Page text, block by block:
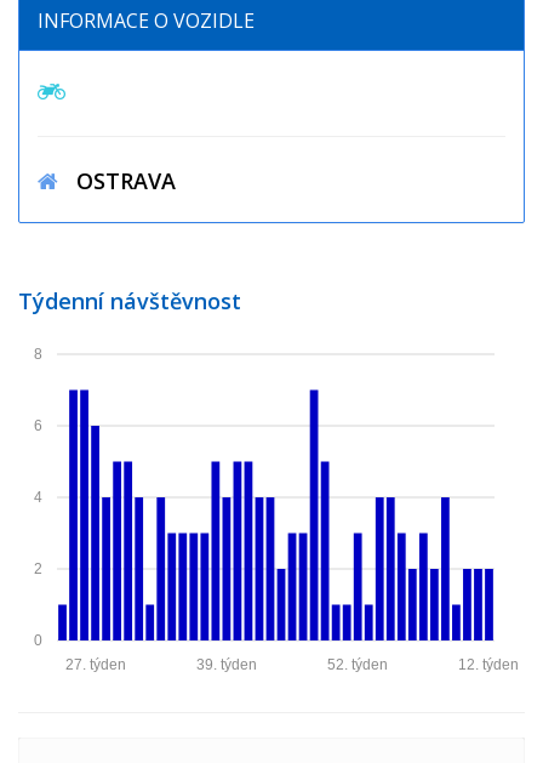
INFORMACE O VOZIDLE
OSTRAVA
Týdenní návštěvnost
0
2
4
6
8
12. týden
52. týden
39. týden
27. týden